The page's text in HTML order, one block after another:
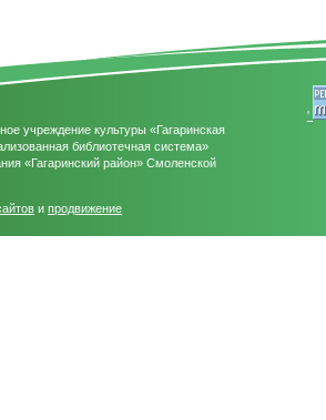
учреждение культуры «Гагаринская
библиотечная система»
«Гагаринский район» Смоленской
и продвижение
'